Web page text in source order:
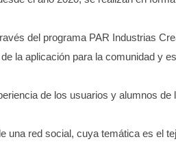
del programa PAR Industrias
la aplicación para la comunidad y
de los usuarios y alumnos de
una red social, cuya temática es el